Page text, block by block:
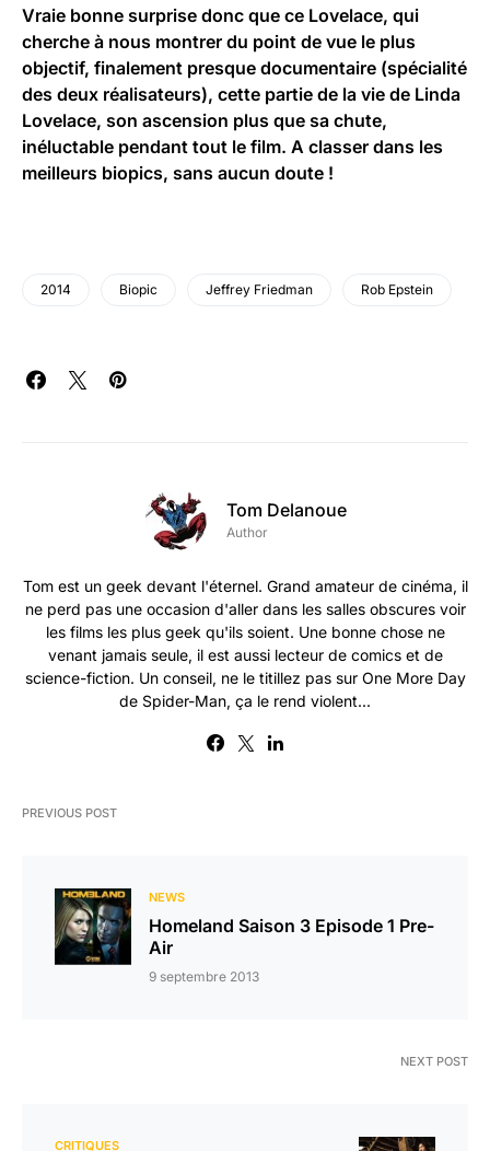
Vraie bonne surprise donc que ce Lovelace, qui
cherche à nous montrer du point de vue le plus
objectif, finalement presque documentaire (spécialité
des deux réalisateurs), cette partie de la vie de Linda
Lovelace, son ascension plus que sa chute,
inéluctable pendant tout le film. A classer dans les
meilleurs biopics, sans aucun doute !
2014 Biopic Jeffrey Friedman Rob Epstein
Tom Delanoue
Author
Tom est un geek devant l'éternel. Grand amateur de cinéma, il
ne perd pas une occasion d'aller dans les salles obscures voir
les films les plus geek qu'ils soient. Une bonne chose ne
venant jamais seule, il est aussi lecteur de comics et de
science-fiction. Un conseil, ne le titillez pas sur One More Day
de Spider-Man, ça le rend violent...
PREVIOUS POST
NEWS
Homeland Saison 3 Episode 1 Pre-
Air
9 septembre 2013
NEXT POST
CRITIQUES